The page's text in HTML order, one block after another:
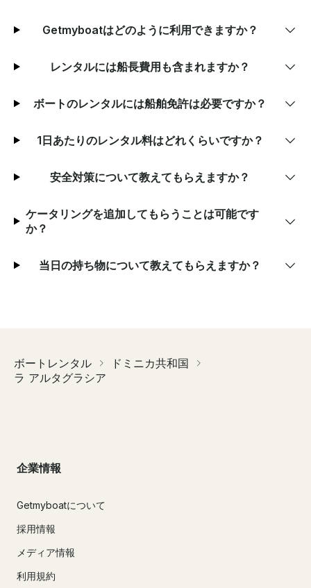
Getmyboatはどのように利用できますか？
レンタルには船長費用も含まれますか？
ボートのレンタルには船舶免許は必要ですか？
1日あたりのレンタル料はどれくらいですか？
安全対策について教えてもらえますか？
ケータリングを追加してもらうことは可能です
か？
当日の持ち物について教えてもらえますか？
ボートレンタル
ドミニカ共和国
ラ アルタグラシア
企業情報
Getmyboatについて
採用情報
メディア情報
利用規約